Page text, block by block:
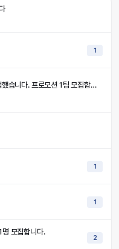
1
최근 라이브아이돌 오리지널 곡 작업했습니다. 프로모션 1팀 모집합니다.
1
1
명 모집합니다.
2